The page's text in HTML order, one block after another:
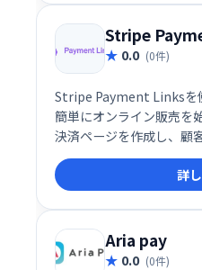
Stripe
0.0 (0件)
Stripe Payment Linksを
簡単にオンライン販売を
決済ページを作成し、顧
コーディング不要で、
受け付けられます。
詳
Aria pay
0.0 (0件)